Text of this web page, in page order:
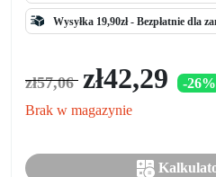
Wysyłka 19,90zł - Bezpłatnie dla
zł57,06
Pierwotna
cena
wynosiła:
zł42,29 cena-26%
Brak w magazynie